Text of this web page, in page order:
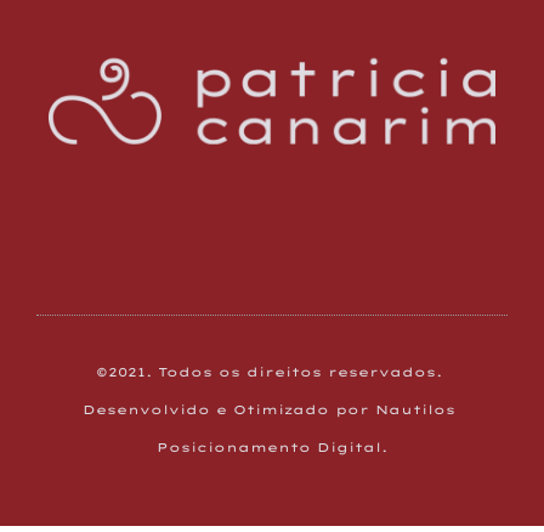
©2021. Todos os direitos reservados.
Desenvolvido e Otimizado por Nautilos
Posicionamento Digital.